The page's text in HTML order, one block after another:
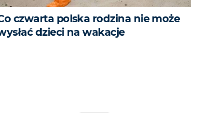
czwarta polska rodzina nie może
dzieci na wakacje